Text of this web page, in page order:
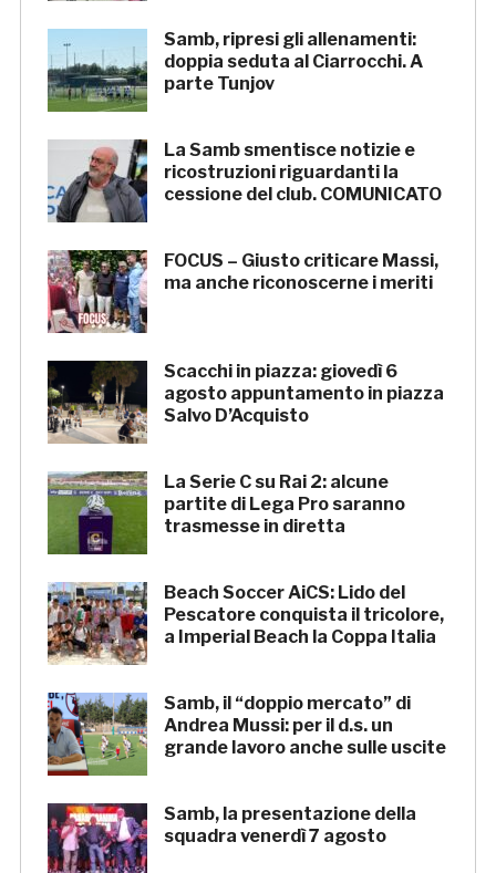
Samb, ripresi gli allenamenti:
doppia seduta al Ciarrocchi. A
parte Tunjov
La Samb smentisce notizie e
ricostruzioni riguardanti la
cessione del club. COMUNICATO
FOCUS – Giusto criticare Massi,
ma anche riconoscerne i meriti
Scacchi in piazza: giovedì 6
agosto appuntamento in piazza
Salvo D’Acquisto
La Serie C su Rai 2: alcune
partite di Lega Pro saranno
trasmesse in diretta
Beach Soccer AiCS: Lido del
Pescatore conquista il tricolore,
a Imperial Beach la Coppa Italia
Samb, il “doppio mercato” di
Andrea Mussi: per il d.s. un
grande lavoro anche sulle uscite
Samb, la presentazione della
squadra venerdì 7 agosto